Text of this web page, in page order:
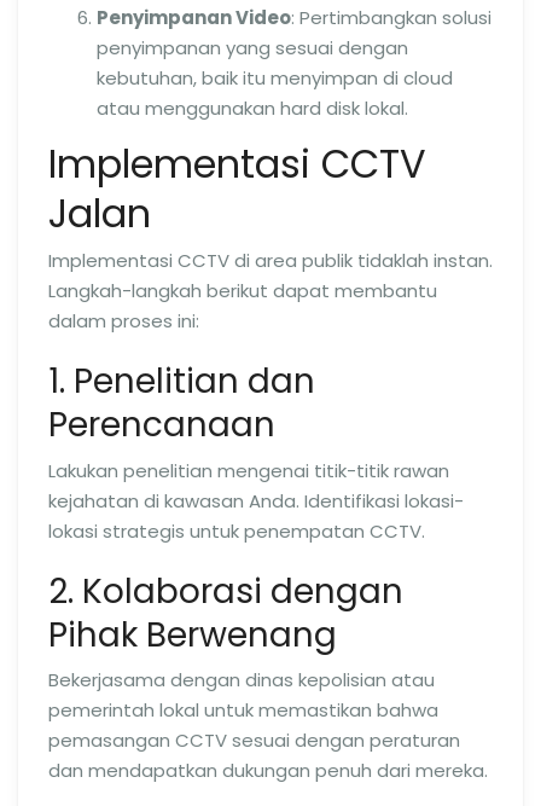
Penyimpanan Video: Pertimbangkan solusi
penyimpanan yang sesuai dengan
kebutuhan, baik itu menyimpan di cloud
atau menggunakan hard disk lokal.
Implementasi CCTV
Jalan
Implementasi CCTV di area publik tidaklah instan.
Langkah-langkah berikut dapat membantu
dalam proses ini:
1. Penelitian dan
Perencanaan
Lakukan penelitian mengenai titik-titik rawan
kejahatan di kawasan Anda. Identifikasi lokasi-
lokasi strategis untuk penempatan CCTV.
2. Kolaborasi dengan
Pihak Berwenang
Bekerjasama dengan dinas kepolisian atau
pemerintah lokal untuk memastikan bahwa
pemasangan CCTV sesuai dengan peraturan
dan mendapatkan dukungan penuh dari mereka.